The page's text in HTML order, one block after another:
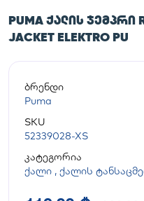
PUMA ᲥᲐᲚᲘᲡ ᲯᲔᲛᲞᲠᲘ
JACKET ELEKTRO PU
ბრენდი
Puma
SKU
52339028-XS
კატეგორია
ქალი , ქალის